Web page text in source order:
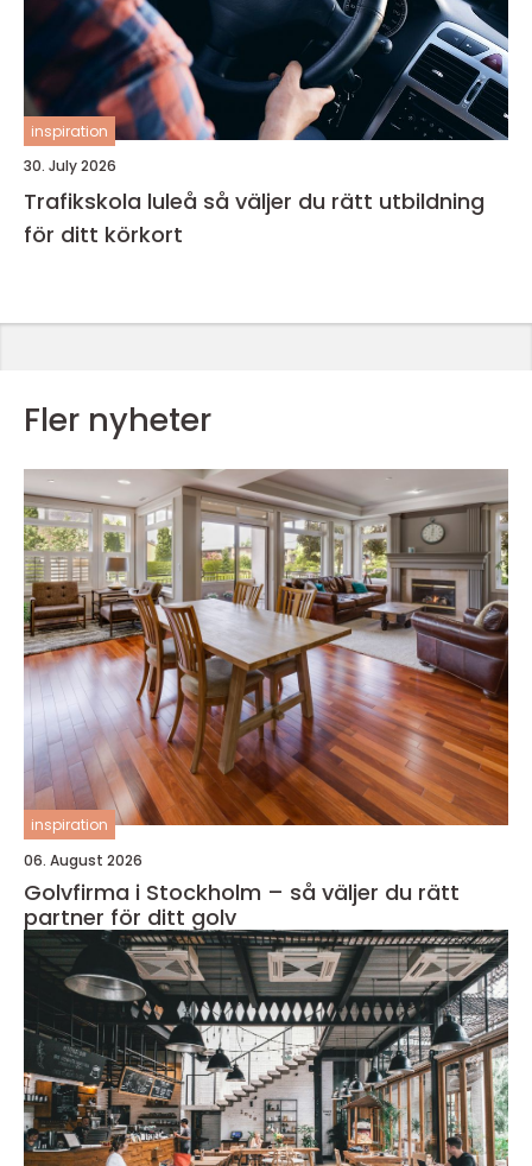
inspiration
30. July 2026
Trafikskola luleå så väljer du rätt utbildning
för ditt körkort
Fler nyheter
inspiration
06. August 2026
Golvfirma i Stockholm – så väljer du rätt
partner för ditt golv